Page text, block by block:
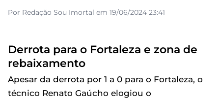
Por Redação Sou Imortal em 19/06/2024 23:41
Derrota para o Fortaleza e zona de
rebaixamento
Apesar da derrota por 1 a 0 para o Fortaleza, o
técnico Renato Gaúcho elogiou o